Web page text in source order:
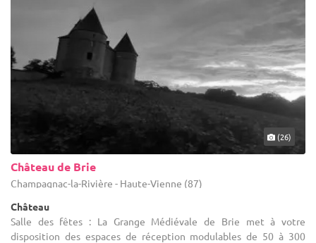
(26)
Château de Brie
Champagnac-la-Rivière - Haute-Vienne (87)
Château
Salle des fêtes : La Grange Médiévale de Brie met à votre
disposition des espaces de réception modulables de 50 à 300